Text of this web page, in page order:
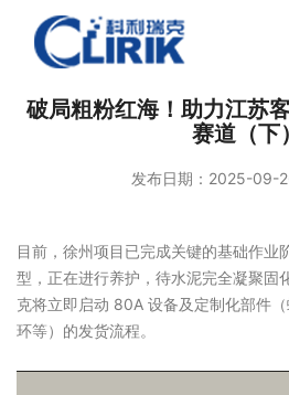
破局粗粉红海！助力江苏
赛道（下）
发布日期：2025-09-
目前，徐州项目已完成关键的基础作业
型，正在进行养护，待水泥完全凝聚固
克将立即启动 80A 设备及定制化部件
环等）的发货流程。